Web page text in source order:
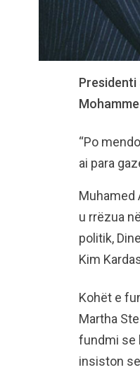
Presidenti
“Po
ai para
Muhamed
u rrëzua
politik,
Kim
Kohët e
Martha
fundmi se
insiston